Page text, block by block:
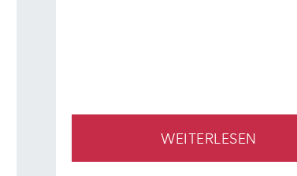
WEITERLESEN